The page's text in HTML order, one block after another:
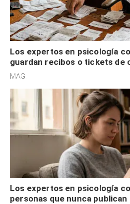
Los expertos en psicología
guardan recibos o tickets de
son acumuladores, sino que
MAG.
Los expertos en psicología
personas que nunca